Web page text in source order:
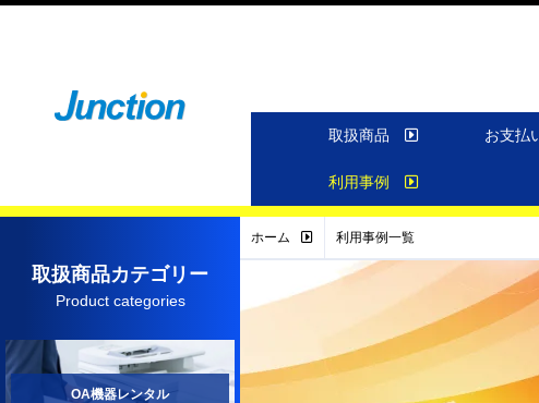
取扱商品 お支払
利用事例
取扱商品カテゴリー
Product categories
OA機器レンタル
ホーム 利用事例一覧